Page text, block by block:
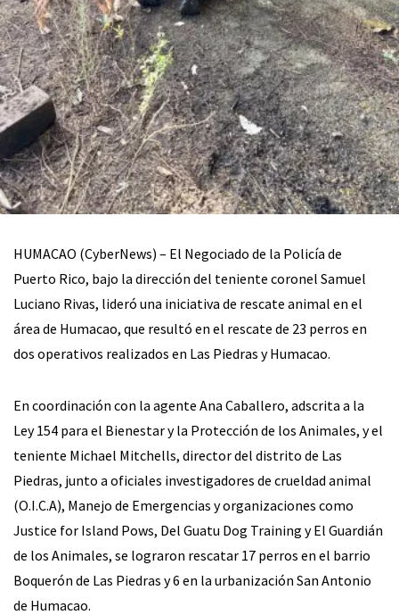
HUMACAO (CyberNews) – El Negociado de la Policía de
Puerto Rico, bajo la dirección del teniente coronel Samuel
Luciano Rivas, lideró una iniciativa de rescate animal en el
área de Humacao, que resultó en el rescate de 23 perros en
dos operativos realizados en Las Piedras y Humacao.
En coordinación con la agente Ana Caballero, adscrita a la
Ley 154 para el Bienestar y la Protección de los Animales, y el
teniente Michael Mitchells, director del distrito de Las
Piedras, junto a oficiales investigadores de crueldad animal
(O.I.C.A), Manejo de Emergencias y organizaciones como
Justice for Island Pows, Del Guatu Dog Training y El Guardián
de los Animales, se lograron rescatar 17 perros en el barrio
Boquerón de Las Piedras y 6 en la urbanización San Antonio
de Humacao.